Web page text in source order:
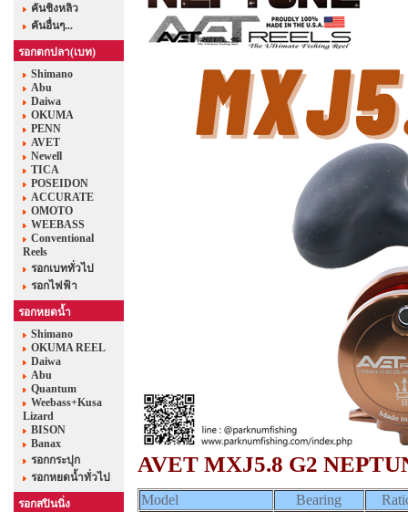
คันชิงหลิว
คันอื่นๆ...
รอกตกปลา(เบท)
Shimano
Abu
Daiwa
OKUMA
PENN
AVET
Newell
TICA
POSEIDON
ACCURATE
OMOTO
WEEBASS
Conventional
Reels
รอกเบททั่วไป
รอกไฟฟ้า
รอกหยดน้ำ
Shimano
OKUMA REEL
Daiwa
Abu
Quantum
Weebass+Kusa
Lizard
BISON
Banax
รอกกระปุก
รอกหยดน้ำทั่วไป
รอกสปินนิ่ง
AVET MXJ5.8 G2
Model Bearing